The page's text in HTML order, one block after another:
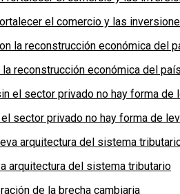
el comercio y las
reconstrucción económica del país
sector privado no hay forma de
arquitectura del sistema tributario